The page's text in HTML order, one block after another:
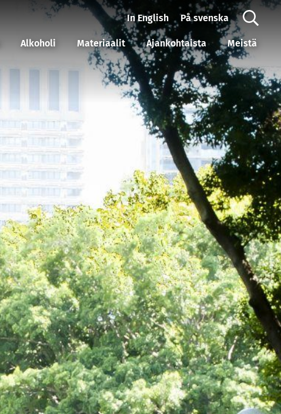
Alkoholi Materiaalit Ajankohtaista Meistä
In English På svenska